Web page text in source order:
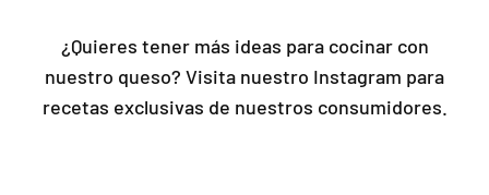
¿Quieres tener más ideas para cocinar con
nuestro queso? Visita nuestro Instagram para
recetas exclusivas de nuestros consumidores.